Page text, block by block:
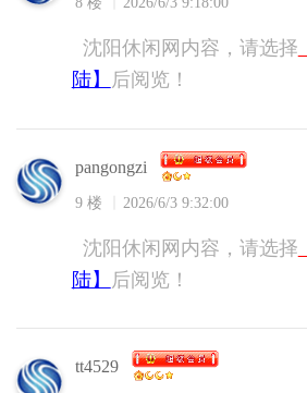
沈阳休闲网内容，请选择
陆】
后阅览！
pangongzi
9 楼 2026/6/3 9:32:00
沈阳休闲网内容，请选择
陆】
后阅览！
tt4529